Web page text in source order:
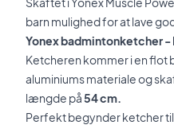
barn mulighed for at lave
Yonex badmintonketcher
Ketcheren kommer i en flot
aluminiums materiale og
længde på54 cm.
Perfekt begynder ketcher